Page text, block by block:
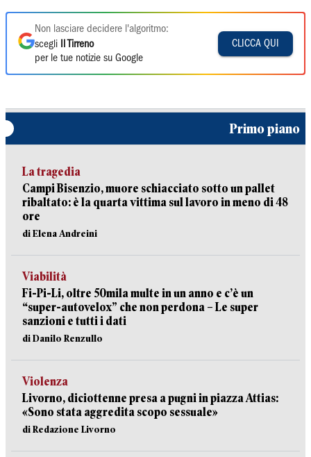
Non lasciare decidere l'algoritmo:
scegli
Il Tirreno
per le tue notizie su Google
CLICCA QUI
Primo piano
La tragedia
Campi Bisenzio, muore schiacciato sotto un pallet
ribaltato: è la quarta vittima sul lavoro in meno di 48
ore
di Elena Andreini
Viabilità
Fi-Pi-Li, oltre 50mila multe in un anno e c’è un
“super-autovelox” che non perdona – Le super
sanzioni e tutti i dati
di Danilo Renzullo
Violenza
Livorno, diciottenne presa a pugni in piazza Attias:
«Sono stata aggredita scopo sessuale»
di Redazione Livorno